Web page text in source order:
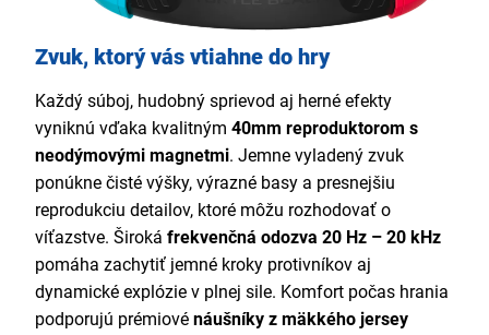
Zvuk, ktorý vás vtiahne do hry
Každý súboj, hudobný sprievod aj herné efekty
vyniknú vďaka kvalitným 40mm reproduktorom s
neodýmovými magnetmi. Jemne vyladený zvuk
ponúkne čisté výšky, výrazné basy a presnejšiu
reprodukciu detailov, ktoré môžu rozhodovať o
víťazstve. Široká frekvenčná odozva 20 Hz – 20 kHz
pomáha zachytiť jemné kroky protivníkov aj
dynamické explózie v plnej sile. Komfort počas hrania
podporujú prémiové náušníky z mäkkého jersey